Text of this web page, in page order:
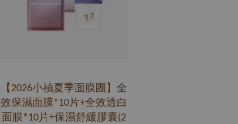
【2026小禎夏季面膜團】全
效保濕面膜*10片+全效透白
面膜*10片+保濕舒緩膠囊(2